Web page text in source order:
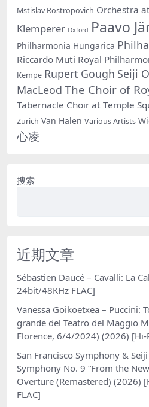
Mstislav Rostropovich Orchestra
Klemperer Oxford Paavo
Philharmonia Hungarica
Riccardo Muti Royal
Kempe Rupert Gough Seiji
MacLeod The Choir of
Tabernacle Choir at Temple
Zürich Van Halen Various Artists
心凌
搜索
近期文章
Sébastien Daucé – Cavalli: La
24bit/48KHz FLAC]
Vanessa Goikoetxea – Puccini:
grande del Teatro del Maggio
Florence, 6/4/2024) (2026) [Hi-
San Francisco Symphony &
Symphony No. 9 “From the
Overture (Remastered) (2026)
FLAC]